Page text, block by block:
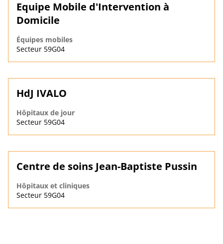
Equipe Mobile d'Intervention à
Domicile
Équipes mobiles
Secteur 59G04
HdJ IVALO
Hôpitaux de jour
Secteur 59G04
Centre de soins Jean-Baptiste Pussin
Hôpitaux et cliniques
Secteur 59G04